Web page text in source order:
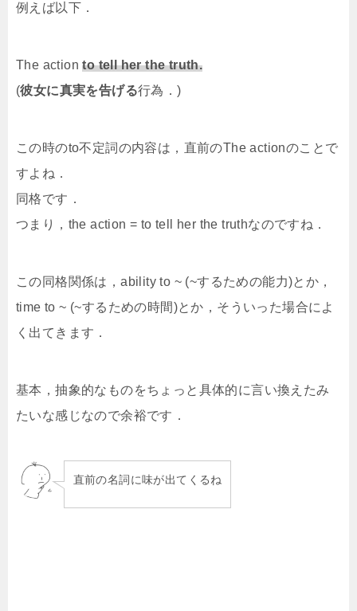
例えば以下．
The actionto tell her the truth.
(彼女に真実を告げる行為．)
この時のto不定詞の内容は，直前のThe actionのことで
すよね．
同格です．
つまり，the action = to tell her the truthなのですね．
この同格関係は，ability to ~ (~するための能力)とか，
time to ~ (~するための時間)とか，そういった場合によ
く出てきます．
基本，抽象的なものをちょっと具体的に言い換えたみ
たいな感じなので余裕です．
直前の名詞に味が出てくるね